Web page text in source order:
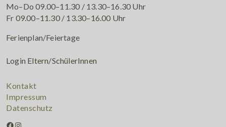
Mo–Do 09.00–11.30 / 13.30–16.30 Uhr
Fr 09.00–11.30 / 13.30–16.00 Uhr
Ferienplan/Feiertage
Login Eltern/SchülerInnen
Kontakt
Impressum
Datenschutz
Facebook Instagram